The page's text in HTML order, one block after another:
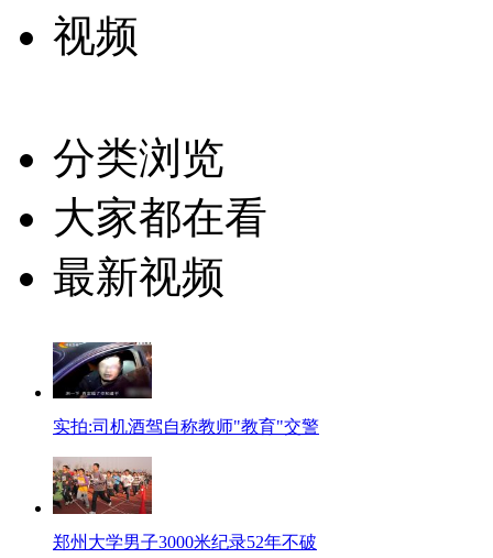
视频
分类浏览
大家都在看
最新视频
实拍:司机酒驾自称教师"教育"交警
郑州大学男子3000米纪录52年不破